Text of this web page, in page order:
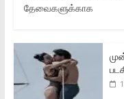
தேவைகளுக்காக